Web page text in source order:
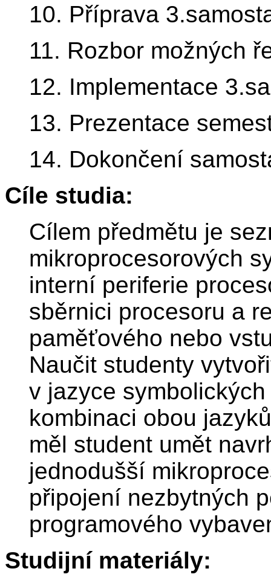
10. Příprava
11. Rozbor možných
12. Implementace
13. Prezentace
14. Dokončení
Cíle studia:
Cílem předmětu je
mikroprocesorových
interní periferie
sběrnici procesoru a
paměťového nebo
Naučit studenty
v jazyce
kombinaci obou
měl student umět
jednodušší
připojení nezbytných
programového
Studijní materiály: